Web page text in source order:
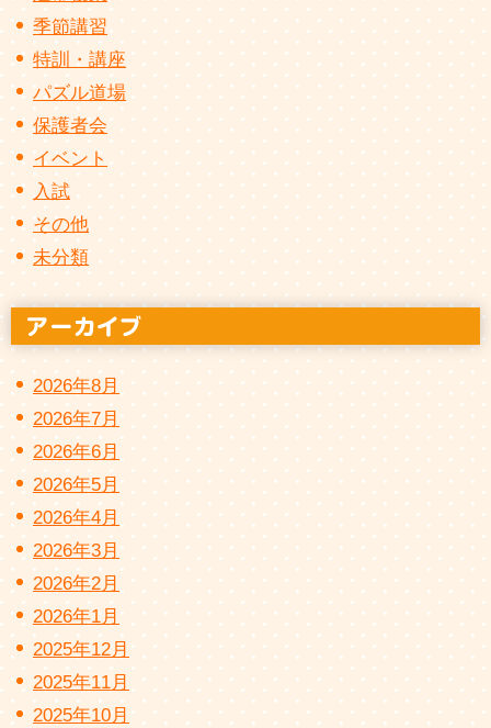
季節講習
特訓・講座
パズル道場
保護者会
イベント
入試
その他
未分類
2026年8月
2026年7月
2026年6月
2026年5月
2026年4月
2026年3月
2026年2月
2026年1月
2025年12月
2025年11月
2025年10月